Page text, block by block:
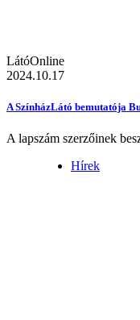
LátóOnline
2024.10.17
A SzínházLátó bemutatója
A lapszám szerzőinek
Hírek